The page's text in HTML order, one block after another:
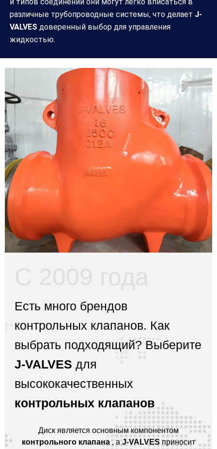
различные трубопроводные системы, что делает J-
VALVES доверенный выбор для управления
жидкостью.
Есть много брендов
контрольных клапанов. Как
выбрать подходящий? Выберите
J-VALVES для
высококачественных
контрольных клапанов
Диск является основным компонентом
контрольного клапана, аJ-VALVES приносит